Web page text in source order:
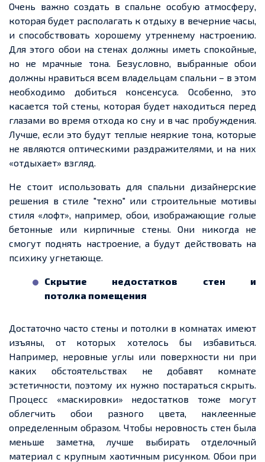
Очень важно создать в спальне особую атмосферу,
которая будет располагать к отдыху в вечерние часы,
и способствовать хорошему утреннему настроению.
Для этого обои на стенах должны иметь спокойные,
но не мрачные тона. Безусловно, выбранные обои
должны нравиться всем владельцам спальни – в этом
необходимо добиться консенсуса. Особенно, это
касается той стены, которая будет находиться перед
глазами во время отхода ко сну и в час пробуждения.
Лучше, если это будут теплые неяркие тона, которые
не являются оптическими раздражителями, и на них
«отдыхает» взгляд.
Не стоит использовать для спальни дизайнерские
решения в стиле "техно"или строительные мотивы
стиля «лофт», например, обои, изображающие голые
бетонные или кирпичные стены. Они никогда не
смогут поднять настроение, а будут действовать на
психику угнетающе.
Скрытие недостатков стен и
потолка помещения
Достаточно часто стены и потолки в комнатах имеют
изъяны, от которых хотелось бы избавиться.
Например, неровные углы или поверхности ни при
каких обстоятельствах не добавят комнате
эстетичности, поэтому их нужно постараться скрыть.
Процесс «маскировки» недостатков тоже могут
облегчить обои разного цвета, наклеенные
определенным образом. Чтобы неровность стен была
меньше заметна, лучше выбирать отделочный
материал с крупным хаотичным рисунком. Обои при